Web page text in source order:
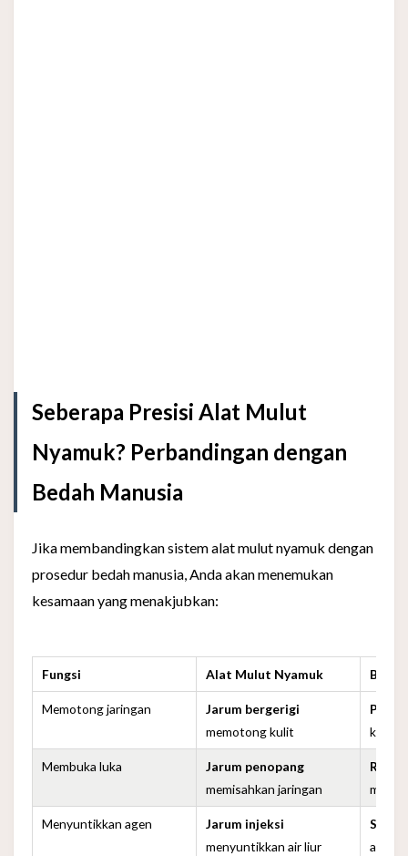
Seberapa Presisi Alat Mulut
Nyamuk? Perbandingan dengan
Bedah Manusia
Jika membandingkan sistem alat mulut nyamuk dengan
prosedur bedah manusia, Anda akan menemukan
kesamaan yang menakjubkan:
Fungsi Alat Mulut Nyamuk
Memotong jaringan
Jarum bergerigi
memotong kulit
Pisau
kulit
Membuka luka
Jarum penopang
memisahkan jaringan
Menyuntikkan agen
Jarum injeksi
menyuntikkan air liur